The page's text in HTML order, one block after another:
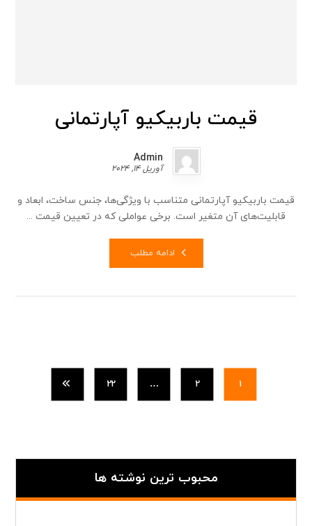
قیمت باربیکیو آپارتمانی
Admin
آوریل 14, 2024
قیمت باربیکیو آپارتمانی متناسب با ویژگی‌ها، جنس ساخت، ابعاد و
قابلیت‌های آن متغیر است. برخی عواملی که در تعیین قیمت ...
ادامه مطلب
1
2
…
22
محبوب ترین نوشته ها